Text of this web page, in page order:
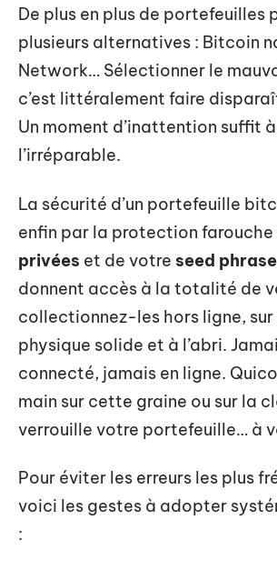
De plus en plus de portefeuilles
plusieurs alternatives : Bitcoin
Network… Sélectionner le
c’est littéralement faire
Un moment d’inattention suffit
l’irréparable.
La sécurité d’un portefeuille
enfin par la protection farouche
privées et de votre seed phrase
donnent accès à la totalité de
collectionnez-les hors ligne, sur
physique solide et à l’abri.
connecté, jamais en ligne.
main sur cette graine ou sur la
verrouille votre portefeuille… à
Pour éviter les erreurs les plus
voici les gestes à adopter
: